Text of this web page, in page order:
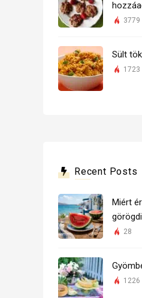
3779
Sült
1723
Recent Posts
Miért
28
1226